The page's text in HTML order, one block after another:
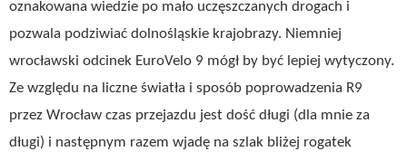
oznakowana wiedzie po mało uczęszczanych drogach i
pozwala podziwiać dolnośląskie krajobrazy. Niemniej
wrocławski odcinek EuroVelo 9 mógł by być lepiej wytyczony.
Ze względu na liczne światła i sposób poprowadzenia R9
przez Wrocław czas przejazdu jest dość długi (dla mnie za
długi) i następnym razem wjadę na szlak bliżej rogatek